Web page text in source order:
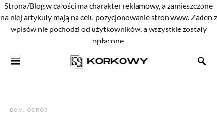
Strona/Blog w całości ma charakter reklamowy, a zamieszczone
na niej artykuły mają na celu pozycjonowanie stron www. Żaden z
wpisów nie pochodzi od użytkowników, a wszystkie zostały
opłacone.
DOM, OGRÓD